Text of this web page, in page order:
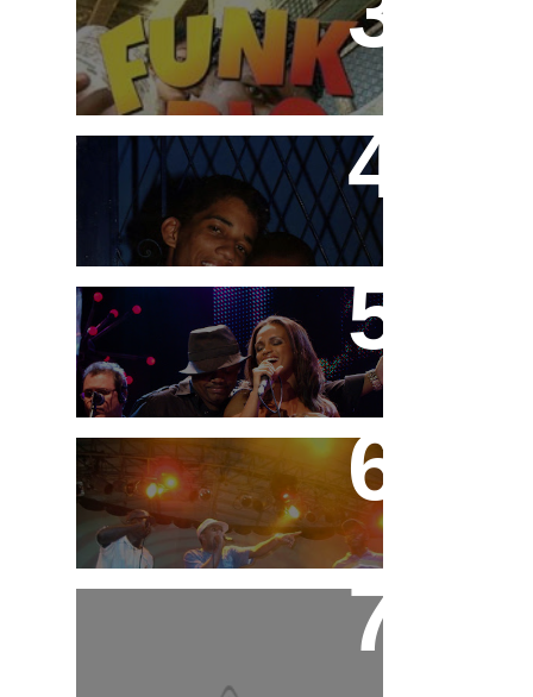
Funk Rio Documentário
Teco e Buzunga
DVD "Tudo é Festa" MC
Marcinho
Festa do MC Galo -
11/09/08